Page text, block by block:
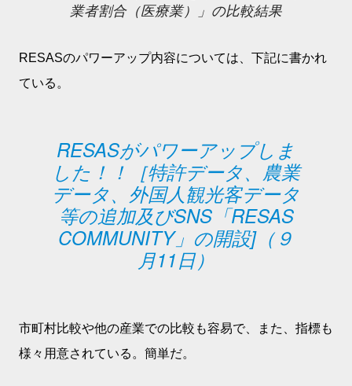
業者割合（医療業）」の比較結果
RESASのパワーアップ内容については、下記に書かれ
ている。
RESASがパワーアップしま
した！！［特許データ、農業
データ、外国人観光客データ
等の追加及びSNS「RESAS
COMMUNITY」の開設]（９
月11日）
市町村比較や他の産業での比較も容易で、また、指標も
様々用意されている。簡単だ。